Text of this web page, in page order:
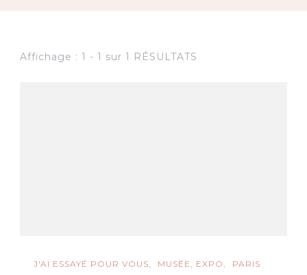
Affichage : 1 - 1 sur 1 RÉSULTATS
J'AI ESSAYÉ POUR VOUS MUSÉE, EXPO PARIS